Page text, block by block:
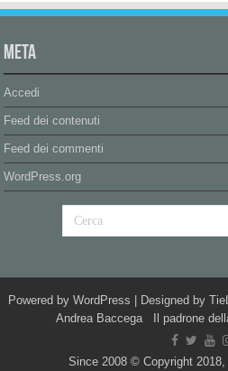
Meta
Accedi
Feed dei contenuti
Feed dei commenti
WordPress.org
Powered by WordPress | Designed by
Andrea Baccega Il padrone
Since 2008 © Copyright